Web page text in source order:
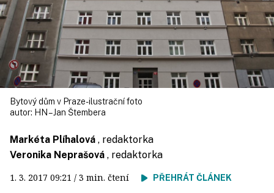
Bytový dům v Praze- ilustrační foto
autor: HN – Jan Štembera
Markéta Plíhalová , redaktorka
Veronika Neprašová , redaktorka
1. 3. 2017 09:21 / 3 min. čtení PŘEHRÁT ČLÁNEK